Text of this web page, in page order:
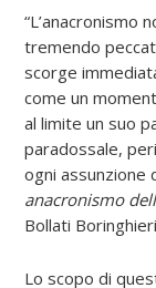
“L’anacronismo
tremendo
scorge
come un
al limite un suo
paradossale,
ogni assunzione
anacronismo
Bollati
Lo scopo di